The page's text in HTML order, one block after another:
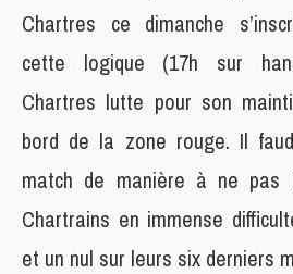
Chartres ce dimanche
cette logique (17h sur
Chartres lutte pour son
bord de la zone rouge. Il
match de manière à ne pas
Chartrains en immense
et un nul sur leurs six derniers